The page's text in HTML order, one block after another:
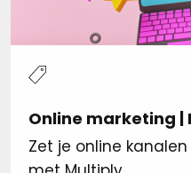
Online marketing |
Zet je online